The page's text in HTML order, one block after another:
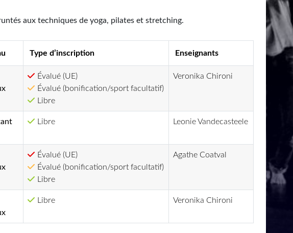
aux techniques de yoga, pilates et stretching.
Type d’inscription Enseignants
Évalué (UE)
Évalué (bonification/sport facultatif)
Libre
Veronika Chironi
Libre Leonie Vandecasteele
Évalué (UE)
Évalué (bonification/sport facultatif)
Libre
Agathe Coatval
Libre Veronika Chironi